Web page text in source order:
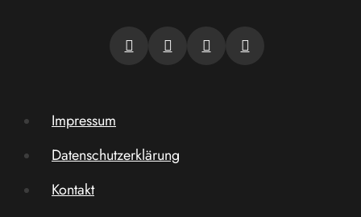
Impressum
Datenschutzerklärung
Kontakt